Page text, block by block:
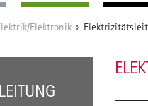
Elektronik /